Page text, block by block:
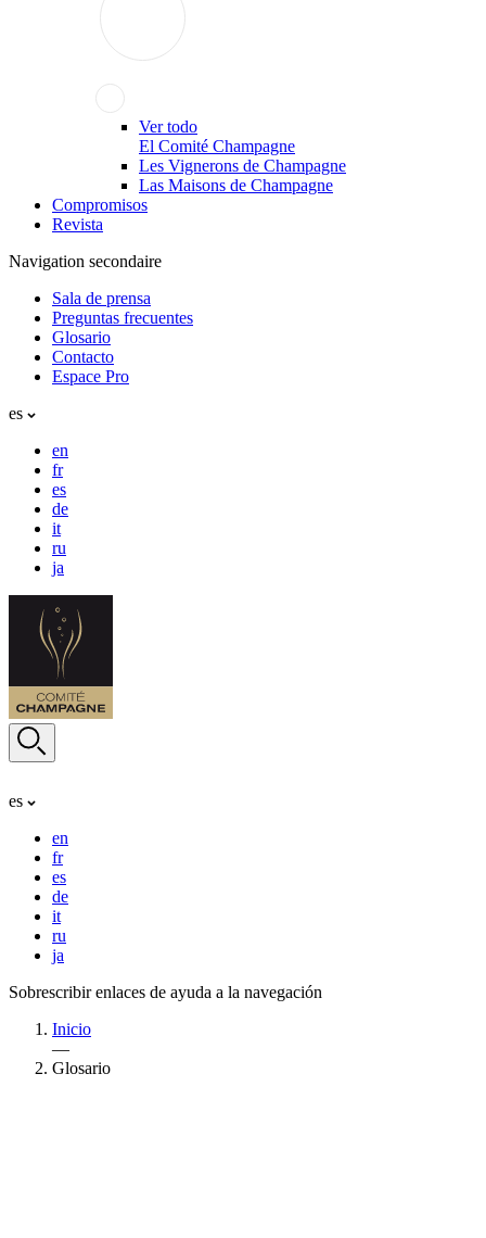
Ver todo
El Comité Champagne
Les Vignerons de Champagne
Las Maisons de Champagne
Compromisos
Revista
Navigation secondaire
Sala de prensa
Preguntas frecuentes
Glosario
Contacto
Espace Pro
es
en
fr
es
de
it
ru
ja
es
en
fr
es
de
it
ru
ja
Sobrescribir enlaces de ayuda a la navegación
Inicio
—
Glosario